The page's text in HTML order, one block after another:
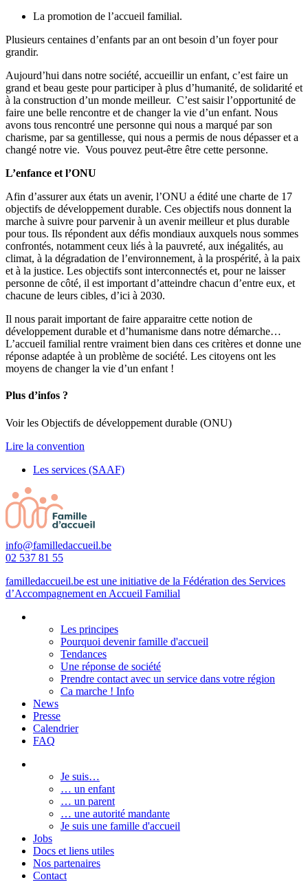
La promotion de l’accueil familial.
Plusieurs centaines d’enfants par an ont besoin d’un foyer pour
grandir.
Aujourd’hui dans notre société, accueillir un enfant, c’est faire un
grand et beau geste pour participer à plus d’humanité, de solidarité et
à la construction d’un monde meilleur. C’est saisir l’opportunité de
faire une belle rencontre et de changer la vie d’un enfant. Nous
avons tous rencontré une personne qui nous a marqué par son
charisme, par sa gentillesse, qui nous a permis de nous dépasser et a
changé notre vie. Vous pouvez peut-être être cette personne.
L’enfance et l’ONU
Afin d’assurer aux états un avenir, l’ONU a édité une charte de 17
objectifs de développement durable. Ces objectifs nous donnent la
marche à suivre pour parvenir à un avenir meilleur et plus durable
pour tous. Ils répondent aux défis mondiaux auxquels nous sommes
confrontés, notamment ceux liés à la pauvreté, aux inégalités, au
climat, à la dégradation de l’environnement, à la prospérité, à la paix
et à la justice. Les objectifs sont interconnectés et, pour ne laisser
personne de côté, il est important d’atteindre chacun d’entre eux, et
chacune de leurs cibles, d’ici à 2030.
Il nous parait important de faire apparaitre cette notion de
développement durable et d’humanisme dans notre démarche…
L’accueil familial rentre vraiment bien dans ces critères et donne une
réponse adaptée à un problème de société. Les citoyens ont les
moyens de changer la vie d’un enfant !
Plus d’infos ?
Voir les Objectifs de développement durable (ONU)
Lire la convention
Les services (SAAF)
info@familledaccueil.be
02 537 81 55
familledaccueil.be est une initiative de la Fédération des Services
d’Accompagnement en Accueil Familial
Les principes
Pourquoi devenir famille d'accueil
Tendances
Une réponse de société
Prendre contact avec un service dans votre région
Ca marche ! Info
News
Presse
Calendrier
FAQ
Je suis…
… un enfant
… un parent
… une autorité mandante
Je suis une famille d'accueil
Jobs
Docs et liens utiles
Nos partenaires
Contact